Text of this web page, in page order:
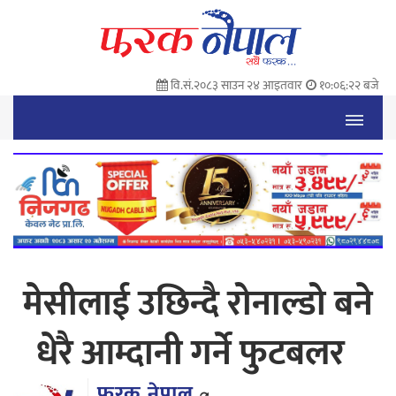
वि.सं.२०८३ साउन २४ आइतवार १०:०६:२३ बजे
मेसीलाई उछिन्दै रोनाल्डो बने
धेरै आम्दानी गर्ने फुटबलर